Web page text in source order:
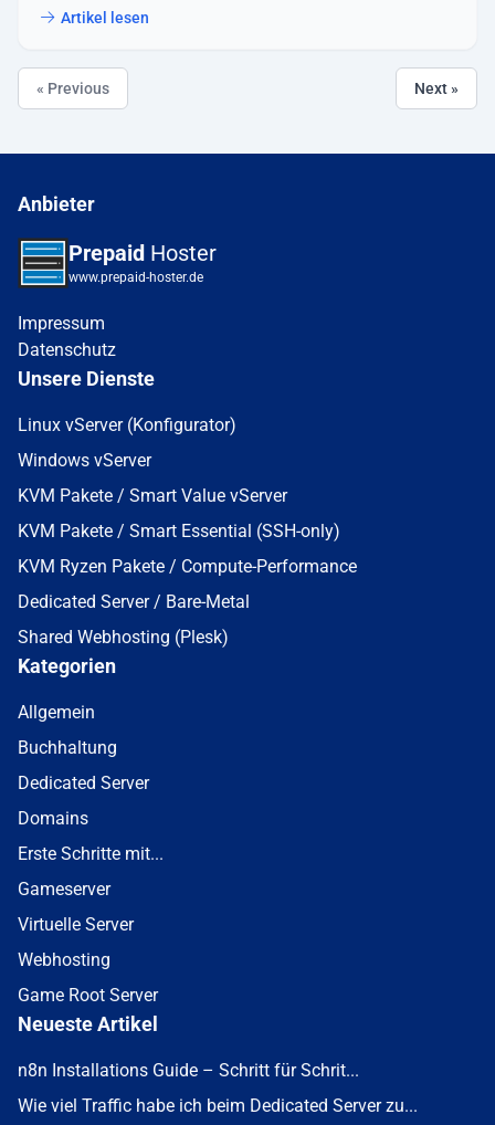
Artikel lesen
« Previous Next »
Anbieter
Prepaid Hoster
www.prepaid-hoster.de
Impressum
Datenschutz
Unsere Dienste
Linux vServer (Konfigurator)
Windows vServer
KVM Pakete / Smart Value vServer
KVM Pakete / Smart Essential (SSH-only)
KVM Ryzen Pakete / Compute-Performance
Dedicated Server / Bare-Metal
Shared Webhosting (Plesk)
Kategorien
Allgemein
Buchhaltung
Dedicated Server
Domains
Erste Schritte mit...
Gameserver
Virtuelle Server
Webhosting
Game Root Server
Neueste Artikel
n8n Installations Guide – Schritt für Schrit...
Wie viel Traffic habe ich beim Dedicated Server zu...